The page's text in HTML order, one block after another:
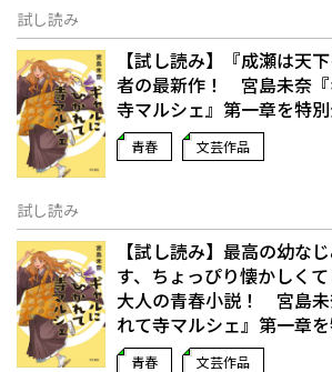
試し読み
【試し読み】『成瀬は天
者の最新作！ 宮島未奈『
寺マルシェ』第一章を特別
青春 文芸作品
試し読み
【試し読み】最高の幼な
す、ちょっぴり懐かしくて
大人の青春小説！ 宮島
れて寺マルシェ』第一章
青春 文芸作品